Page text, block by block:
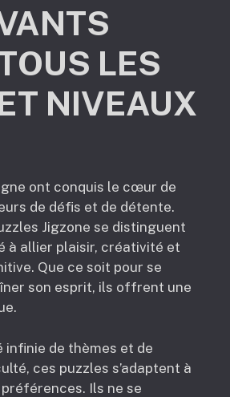
LES
NIVEAUX
ont conquis le cœur de
de défis et de détente.
Jigzone se distinguent
à allier plaisir, créativité et
Que ce soit pour se
son esprit, ils offrent une
infinie de thèmes et de
ces puzzles s’adaptent à
Ils ne se